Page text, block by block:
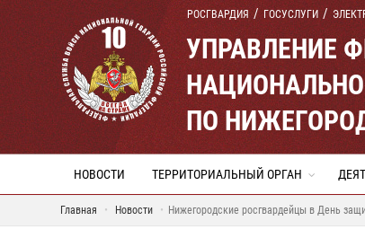
РОСГВАРДИЯ ГОСУСЛУГИ
УПРАВЛЕНИЕ
ПО
НОВОСТИ ТЕРРИТОРИАЛЬНЫЙ ОРГАН
Главная Новости Нижегородские росгвардейцы в День